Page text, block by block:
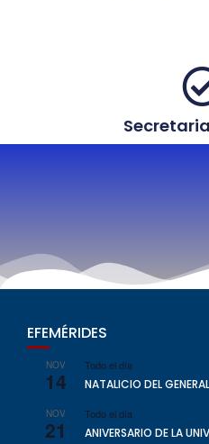
EFEMÉRIDES
NOV
14
Todo el día
NATALICIO DEL
NOV
21
Todo el día
ANIVERSARIO DE LA